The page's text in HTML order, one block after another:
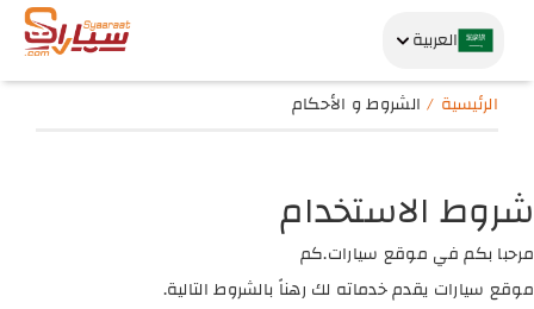
العربية
الرئيسية الشروط و الأحكام
شروط الاستخدام
مرحبا بكم في موقع سيارات.كم
موقع سيارات يقدم خدماته لك رهناً بالشروط التالية.